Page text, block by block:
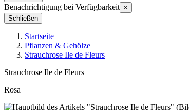
Benachrichtigung bei Verfügbarkeit ×
Schließen
Startseite
Pflanzen & Gehölze
Strauchrose Ile de Fleurs
Strauchrose Ile de Fleurs
Rosa